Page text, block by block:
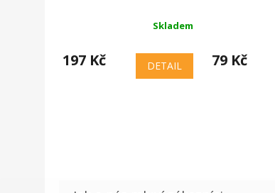
Skladem
197 Kč DETAIL 79 Kč